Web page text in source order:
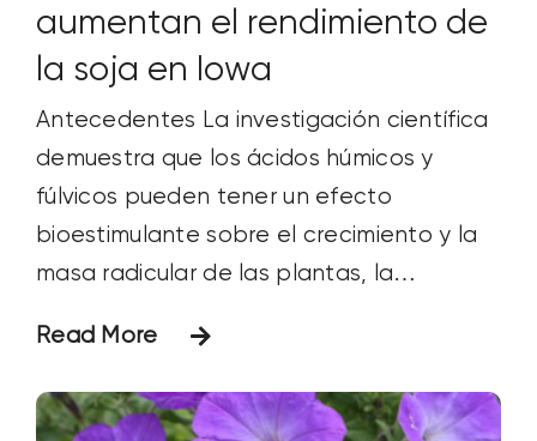
aumentan el rendimiento de
la soja en Iowa
Antecedentes La investigación científica
demuestra que los ácidos húmicos y
fúlvicos pueden tener un efecto
bioestimulante sobre el crecimiento y la
masa radicular de las plantas, la
el rendimiento y la calidad de los cultivos.
Objetivo El objetivo de este estudio era
comparar y contrastar los efectos
Read More